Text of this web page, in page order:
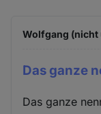
Wolfgang (nicht
Das ganze
Das ganze